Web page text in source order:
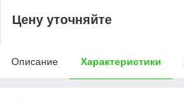
Цену уточняйте
Описание Характеристики